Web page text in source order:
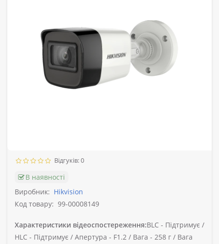
Відгуків: 0
В наявності
Виробник: Hikvision
Код товару: 99-00008149
Характеристики відеоспостереження:BLC - Підтримує /
HLC - Підтримує / Апертура - F1.2 / Вага - 258 г / Вага